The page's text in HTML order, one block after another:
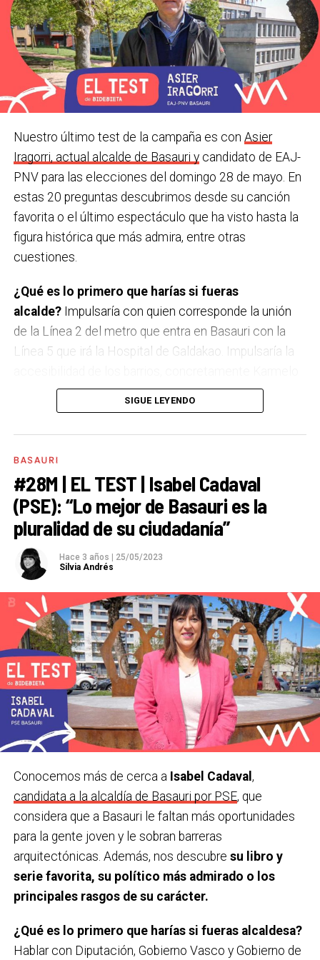
Basauri
Infogram
Nuestro último test de la campaña es con Asier
Iragorri, actual alcalde de Basauri ycandidato de EAJ-
PNV para las elecciones del domingo 28 de mayo. En
estas 20 preguntas descubrimos desde su canción
favorita o el último espectáculo que ha visto hasta la
figura histórica que más admira, entre otras
cuestiones.
¿Qué es lo primero que harías si fueras
alcalde? Impulsaría con quien corresponde la unión
de la Línea 2 del metro que entra en Basauri con la
Línea 5 que irá la Hospital de Galdakao. Impulsaría la
Torre, buscando la mejor opción para unir la parte baja
y la alta de Karmelo Torre, obviamente buscando el
consenso entre los vecinos. Y también traer actividad
A Basauri le falta… Aparcamiento.
A Basauri le sobra… Cuestas.
¿Lo mejor de Basauri?
Unrincónque visitar en Basauri.Finaga.
Un libro.‘Palabra de Iñaki’, de Iñaki Anasagasti e Iñaki
Errazkin.
Una película.‘20.000 especies de abejas’. Muy
recomendable.
Una canción o grupo.‘Aske maitte’, de Gatibu.
Una serie. Gambito de dama.
¿Último viaje que has hecho y cuál te gustaría
hacer?Estuvimos en Sevilla y Córdoba. Me gustaría ir
a Escocia.
Último teatro, espectáculo, concierto… que has
recomendable.
SIGUE LEYENDO
BASAURI
#28M | EL TEST | Isabel Cadaval
(PSE): “Lo mejor de Basauri es la
pluralidad de su ciudadanía”
Hace 3 años | 25/05/2023
Silvia Andrés
Conocemos más de cerca a Isabel Cadaval ,
candidata a la alcaldía de Basauri por PSE, que
considera que a Basauri le faltan más oportunidades
para la gente joven y le sobran barreras
arquitectónicas. Además, nos descubre su libro y
serie favorita, su político más admirado o los
principales rasgos de su carácter.
¿Qué es lo primero que harías si fueras alcaldesa?
Hablar con Diputación, Gobierno Vasco y Gobierno de